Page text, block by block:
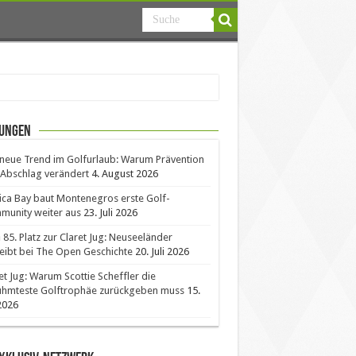
Trend im Golfurlaub: Warum Prävention
verändert 4. August 2026
Bay baut Montenegros erste Golf-
weiter aus 23. Juli 2026
85. Platz zur Claret Jug: Neuseeländer
bei The Open Geschichte 20. Juli 2026
Jug: Warum Scottie Scheffler die
Golftrophäe zurückgeben muss 15.